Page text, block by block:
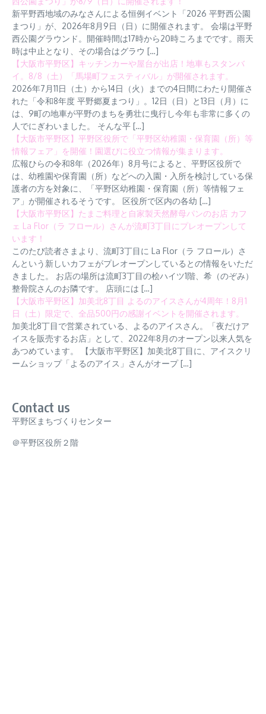
新平野西地域のみなさんによる恒例イベント「2026 平野西公園
まつり」が、2026年8月9日（日）に開催されます。 会場は平野
西公園グラウンド。開催時間は17時から20時ころまでです。雨天
時は中止となり、その場合はグラウ […]
【大阪市平野区】キッチンカーや屋台が出店！地車もスタンバ
イ。8/8（土）「馬場町フェスティバル」が開催されます。
2026年7月11日（土）から14日（火）までの4日間にわたり開催さ
れた「令和8年度 平野郷夏まつり」。12日（日）と13日（月）に
は、9町の地車が平野のまちを勇壮に曳行し今年も非常に多くの
人でにぎわいました。 そんな平 […]
【大阪市平野区】平野区役所で「平野区幼稚園・保育園（所）等
情報フェア」を開催！園選びに役立つ情報が集まります。
広報ひらの令和8年（2026年）8月号によると、平野区役所で
は、幼稚園や保育園（所）などへの入園・入所を検討している保
護者の方を対象に、「平野区幼稚園・保育園（所）等情報フェ
ア」が開催されるそうです。 区役所で区内の各幼 […]
【大阪市平野区】たまご料理と自家製天然酵母パンのお店 カフ
ェ La Flor（ラ フロール）さんが流町3丁目にプレオープンして
います！
このたび読者さまより、流町3丁目に La Flor（ラ フロール）さ
んという新しいカフェがプレオープンしているとの情報をいただ
きました。 お店の場所は流町3丁目の桧ハイツ1階、希（のぞみ）
整骨院さんのお隣です。 店頭には […]
【大阪市平野区】加美北8丁目 よるのアイスさんが4周年！8月1
日（土）限定で、全品500円の感謝イベントを開催されます。
加美北8丁目で営業されている、よるのアイスさん。「夜だけア
イスを販売するお店」として、2022年8月のオープン以来人気を
あつめています。 【大阪市平野区】加美北8丁目に、アイスクリ
ームショップ「よるのアイス」さんがオープ […]
Contact us
平野区まちづくりセンター
＠平野区役所２階